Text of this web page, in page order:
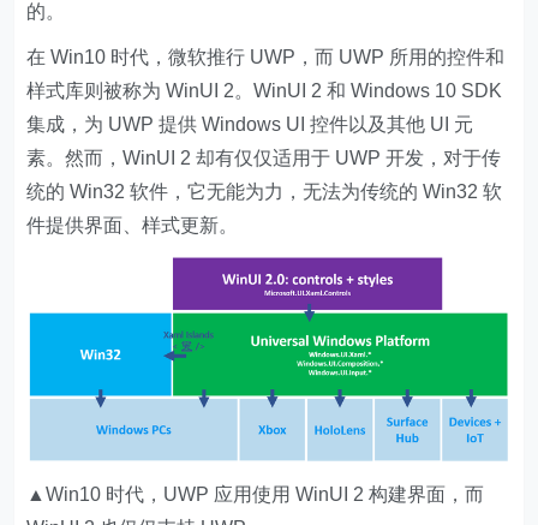
的。
在 Win10 时代，微软推行 UWP，而 UWP 所用的控件和
样式库则被称为 WinUI 2。WinUI 2 和 Windows 10 SDK
集成，为 UWP 提供 Windows UI 控件以及其他 UI 元
素。然而，WinUI 2 却有仅仅适用于 UWP 开发，对于传
统的 Win32 软件，它无能为力，无法为传统的 Win32 软
件提供界面、样式更新。
▲Win10 时代，UWP 应用使用 WinUI 2 构建界面，而